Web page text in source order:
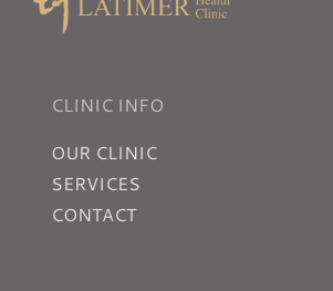
CLINIC INFO
OUR CLINIC
SERVICES
CONTACT